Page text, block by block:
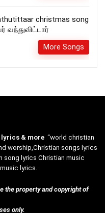
christmas song
வந்துவிட்டார்
More Songs
lyrics & more “world christian
worship,Christian songs lyrics
song lyrics Christian music
lyrics.
the property and copyright of
only.